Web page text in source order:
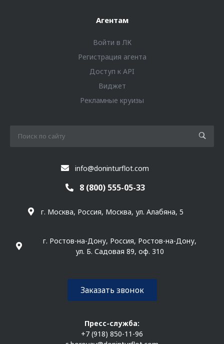
Агентам
Войти в ЛК
Регистрация агента
Доступ к API
Виджет
Рекламные круизы
info@doninturflot.com
8 (800) 555-05-33
г. Москва, Россия, Москва, ул. Алабяна, 5
г. Ростов-на-Дону, Россия, Ростов-на-Дону,
ул. Б. Садовая 89, оф. 310
Заказать звонок
Пресс-служба:
+7 (918) 850-11-96